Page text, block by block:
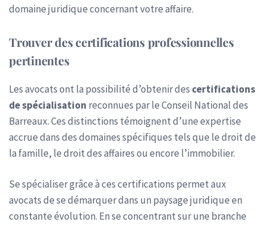
domaine juridique concernant votre affaire.
Trouver des certifications professionnelles
pertinentes
Les avocats ont la possibilité d’obtenir des certifications
de spécialisation reconnues par le Conseil National des
Barreaux. Ces distinctions témoignent d’une expertise
accrue dans des domaines spécifiques tels que le droit de
la famille, le droit des affaires ou encore l’immobilier.
Se spécialiser grâce à ces certifications permet aux
avocats de se démarquer dans un paysage juridique en
constante évolution. En se concentrant sur une branche